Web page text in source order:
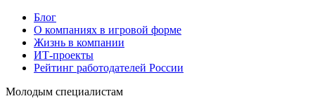
Блог
О компаниях в игровой форме
Жизнь в компании
ИТ-проекты
Рейтинг работодателей России
Молодым специалистам